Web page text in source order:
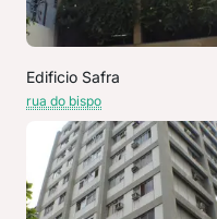
Edificio Safra
rua do bispo